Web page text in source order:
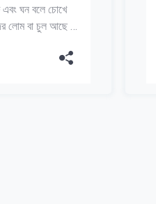
ঘন বলে চোখে
লোম বা চুল আছে ।
বলে চোখে পড়ে না